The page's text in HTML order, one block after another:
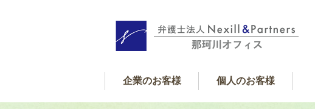
企業のお客様 個人のお客様
個人サポート内容
遺産相続
離婚
借金・金銭
交通事故